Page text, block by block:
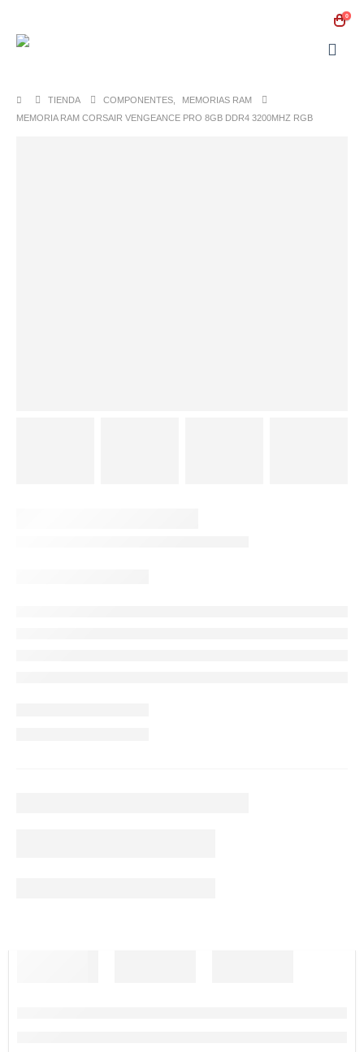
0
TIENDA COMPONENTES
MEMORIAS RAM
MEMORIA RAM CORSAIR VENGEANCE PRO 8GB DDR4 3200MHZ RGB